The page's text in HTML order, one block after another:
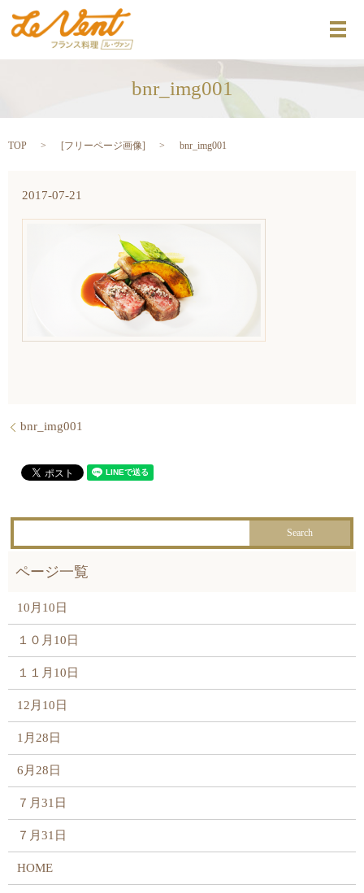
メ
bnr_img001
TOP [フリーページ画像] bnr_img001
2017-07-21
bnr_img001
10月10日
１０月10日
１１月10日
12月10日
1月28日
6月28日
７月31日
７月31日
HOME